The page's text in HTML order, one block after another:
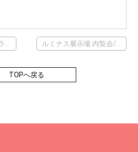
TOPへ戻る